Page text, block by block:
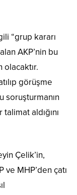
“grup kararı
AKP’nin bu
görüşme
soruşturmanın
aldığını
Çelik’in,
ve MHP’den çatı